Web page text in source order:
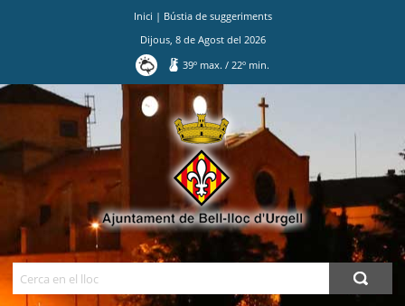
Inici | Bústia de suggeriments
Dijous, 8de Agostdel 2026
39º max./ 22º min.